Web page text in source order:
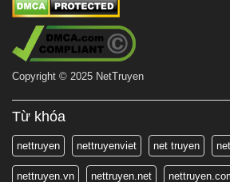
Copyright © 2025 NetTruyen
Từ khóa
nettruyen nettruyenviet net truyen
nettruyen.vn nettruyen.net